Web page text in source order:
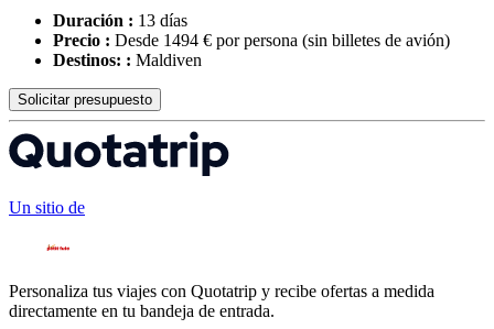
Duración : 13 días
Precio : Desde 1494 € por persona (sin billetes de avión)
Destinos: : Maldiven
Solicitar presupuesto
Un sitio de
Personaliza tus viajes con Quotatrip y recibe ofertas a medida
directamente en tu bandeja de entrada.